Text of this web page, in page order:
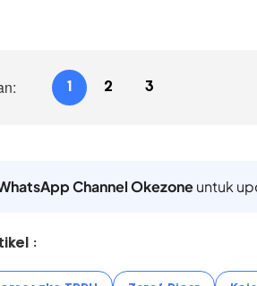
1 2 3
Channel Okezoneuntuk
: